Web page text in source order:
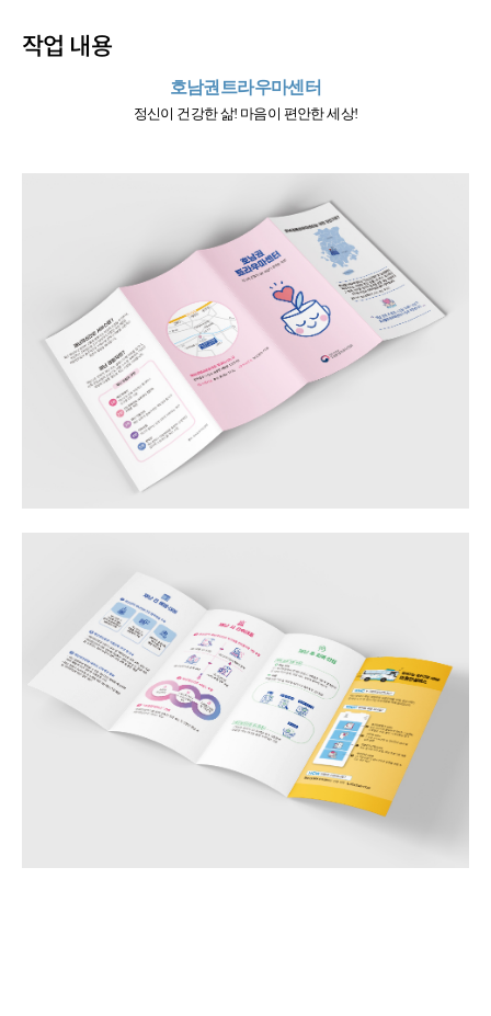
작업 내용
호남권트라우마센터
정신이 건강한 삶! 마음이 편안한 세상!